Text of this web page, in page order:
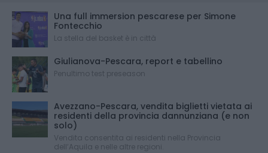
Una full immersion pescarese per Simone
Fontecchio
La stella del basket è in città
Giulianova-Pescara, report e tabellino
Penultimo test preseason
Avezzano-Pescara, vendita biglietti vietata ai
residenti della provincia dannunziana (e non
solo)
Vendita consentita ai residenti nella Provincia
dell’Aquila e nelle altre regioni.